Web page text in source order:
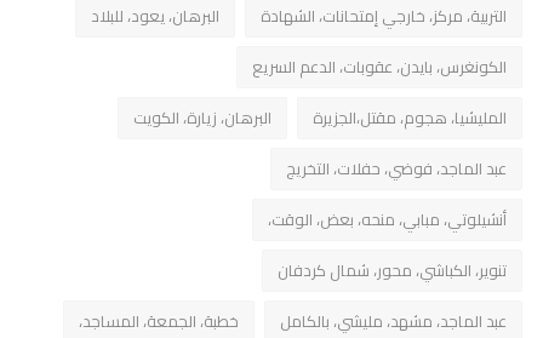
التربية، مركز، خارجي إمتحانات، الشهادة
البرهان، يعود، للبلاد
الكونغرس، بايدن، عقوبات، الدعم السريع
المليشيا، هجوم، مقتل،الجزيرة
البرهان، زيارة، الكويت
عبد الماجد، فوضي، حفلات، التخريج
أنشيلوتي، مبابي، منحه، بعض، الوقت،
تنوير، الكباشي، محور، شمال كردفان
عبد الماجد، مشهد، مليشي، بالكامل
خطبة، الجمعة، المساجد،